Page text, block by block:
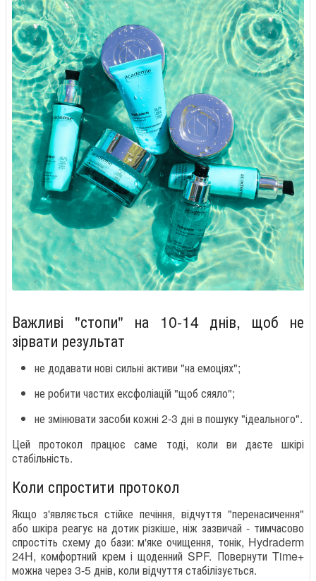
Важливі "стопи" на 10-14 днів, щоб не
зірвати результат
не додавати нові сильні активи "на емоціях";
не робити частих ексфоліацій "щоб сяяло";
не змінювати засоби кожні 2-3 дні в пошуку "ідеального".
Цей протокол працює саме тоді, коли ви даєте шкірі
стабільність.
Коли спростити протокол
Якщо з'являється стійке печіння, відчуття "перенасичення"
або шкіра реагує на дотик різкіше, ніж зазвичай - тимчасово
спростіть схему до бази: м'яке очищення, тонік, Hydraderm
24H, комфортний крем і щоденний SPF. Повернути Time+
можна через 3-5 днів, коли відчуття стабілізується.